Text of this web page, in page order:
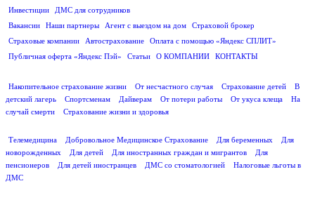
Инвестиции
ДМС для сотрудников
Вакансии
Наши партнеры Агент с выездом на дом
Страховой брокер
Страховые компании
Автострахование
Оплата с помощью «Яндекс СПЛИТ»
Публичная оферта «Яндекс Пэй»
Статьи О КОМПАНИИ
КОНТАКТЫ
Накопительное страхование жизни
От несчастного случая Страхование детей
В
детский лагерь
Спортсменам Дайверам От потери работы От укуса клеща
На
случай смерти
Страхование жизни и здоровья
Телемедицина
Добровольное Медицинское Страхование Для беременных
Для
новорожденных
Для детей Для иностранных граждан и мигрантов
Для
пенсионеров
Для детей иностранцев ДМС со стоматологией
Налоговые льготы в
ДМС